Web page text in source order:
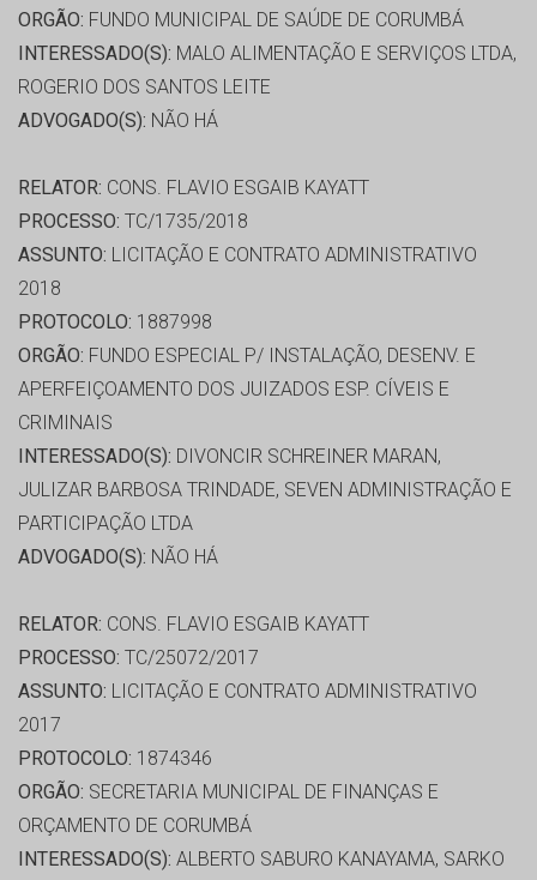
ORGÃO: FUNDO MUNICIPAL DE SAÚDE DE CORUMBÁ
INTERESSADO(S): MALO ALIMENTAÇÃO E SERVIÇOS LTDA,
ROGERIO DOS SANTOS LEITE
ADVOGADO(S): NÃO HÁ
RELATOR: CONS. FLAVIO ESGAIB KAYATT
PROCESSO: TC/1735/2018
ASSUNTO: LICITAÇÃO E CONTRATO ADMINISTRATIVO
2018
PROTOCOLO: 1887998
ORGÃO: FUNDO ESPECIAL P/ INSTALAÇÃO, DESENV. E
APERFEIÇOAMENTO DOS JUIZADOS ESP. CÍVEIS E
CRIMINAIS
INTERESSADO(S): DIVONCIR SCHREINER MARAN,
JULIZAR BARBOSA TRINDADE, SEVEN ADMINISTRAÇÃO E
PARTICIPAÇÃO LTDA
ADVOGADO(S): NÃO HÁ
RELATOR: CONS. FLAVIO ESGAIB KAYATT
PROCESSO: TC/25072/2017
ASSUNTO: LICITAÇÃO E CONTRATO ADMINISTRATIVO
2017
PROTOCOLO: 1874346
ORGÃO: SECRETARIA MUNICIPAL DE FINANÇAS E
ORÇAMENTO DE CORUMBÁ
INTERESSADO(S): ALBERTO SABURO KANAYAMA, SARKO